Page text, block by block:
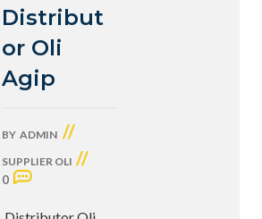
Distribut
or Oli
Agip
BY ADMIN //
SUPPLIER OLI //
0